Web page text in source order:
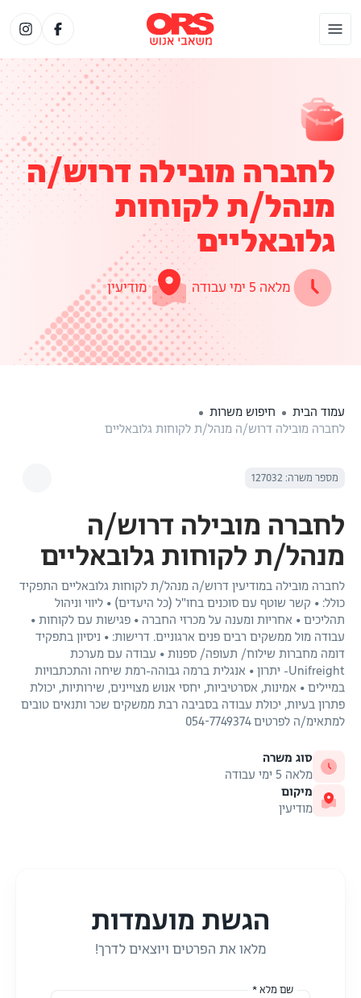
לחברה מובילה דרוש/ה
מנהל/ת לקוחות
גלובאליים
מלאה 5 ימי עבודה מודיעין
עמוד הבית
חיפוש משרות
לחברה מובילה דרוש/ה מנהל/ת לקוחות גלובאליים
מספר משרה: 127032
לחברה מובילה דרוש/ה
מנהל/ת לקוחות גלובאליים
לחברה מובילה במודיעין דרוש/ה מנהל/ת לקוחות גלובאליים התפקיד
כולל: • קשר שוטף עם סוכנים בחו"ל (כל היעדים) • ליווי וניהול
תהליכים • אחריות ומענה על מכרזי החברה • פגישות עם לקוחות •
עבודה מול ממשקים רבים פנים ארגוניים. דרישות: • ניסיון בתפקיד
דומה מחברות שילוח/ תעופה/ ספנות • עבודה עם מערכת
Unifreight- יתרון • אנגלית ברמה גבוהה-רמת שיחה והתכתבויות
במיילים • אמינות, אסרטיביות, יחסי אנוש מצויינים, שירותיות, יכולת
פתרון בעיות, יכולת עבודה בסביבה רבת ממשקים שכר ותנאים טובים
למתאימ/ה לפרטים 054-7749374
סוג משרה
מלאה 5 ימי עבודה
מיקום
מודיעין
הגשת מועמדות
מלאו את הפרטים ויוצאים לדרך!
שם מלא *